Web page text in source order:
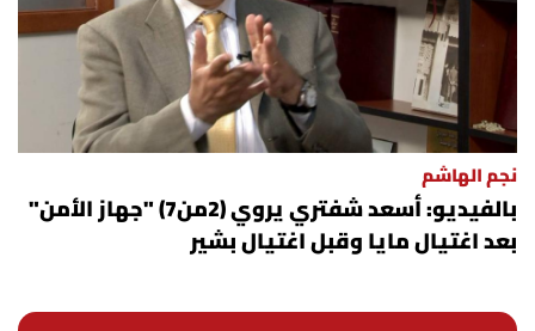
نجم الهاشم
بالفيديو: أسعد شفتري يروي (2من7) "جهاز الأمن"
بعد اغتيال مايا وقبل اغتيال بشير